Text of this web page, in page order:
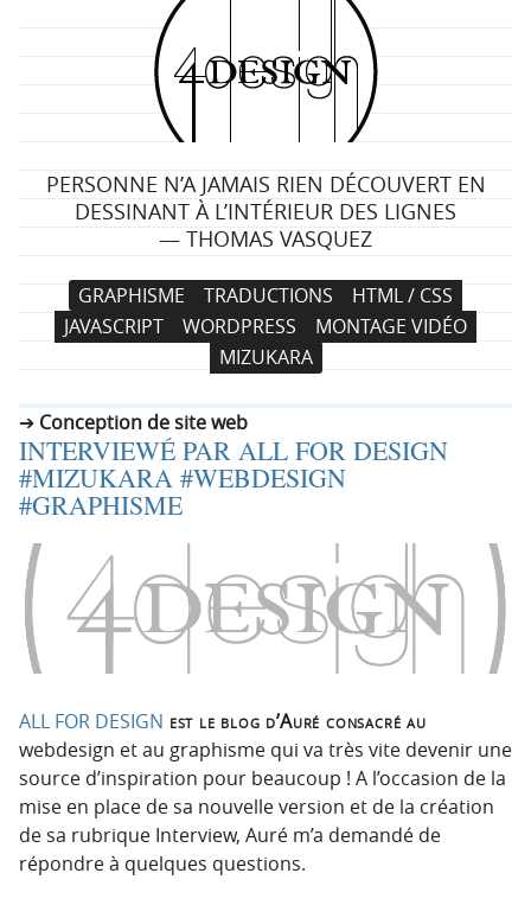
4
d
e
s
i
g
n
PERSONNE N’A JAMAIS RIEN DÉCOUVERT EN
DESSINANT À L’INTÉRIEUR DES LIGNES
— THOMAS VASQUEZ
a
t
i
o
p
i
p
a
l
e
a
u
c
o
n
GRAPHISME TRADUCTIONS
HTML / CSS
JAVASCRIPT
WORDPRESS
MONTAGE VIDÉO
MIZUKARA
Conception de site web
INTERVIEWÉ PAR ALL FOR DESIGN
#MIZUKARA #WEBDESIGN
#GRAPHISME
ALL FOR DESIGN est le blog d’Auré consacré au
webdesign et au graphisme qui va très vite devenir une
source d’inspiration pour beaucoup ! A l’occasion de la
mise en place de sa nouvelle version et de la création
de sa rubrique Interview, Auré m’a demandé de
répondre à quelques questions.